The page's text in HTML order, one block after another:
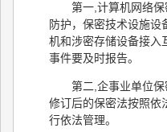
第一,计算机网络
防护，保密技术设施
机和涉密存储设备接入
事件要及时报告。
第二,企事业单位
修订后的保密法按照依
行依法管理。